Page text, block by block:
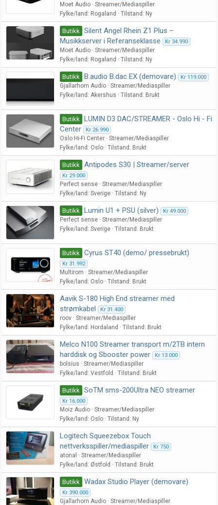
Moet Audio
Streamer/Mediaspiller
Fylke/land
Rogaland Tilstand Ny
Butikk
Silent Angel Rhein Z1 Plus –
Musikkserver i Referanseklasse
Kr 34.990
Moet Audio
Streamer/Mediaspiller
Fylke/land
Rogaland Tilstand Ny
Butikk B.audio B.dac EX (demovare) Kr 119.000
Gjallarhorn Audio
Streamer/Mediaspiller
Fylke/land
Akershus Tilstand Brukt
Butikk
LUMIN D3 DAC/STREAMER - Oslo Hi - Fi
Center
Kr 26.990
Oslo Hi-Fi Center
Streamer/Mediaspiller
Fylke/land
Oslo Tilstand Brukt
Butikk Antipodes S30 | Streamer/server
Kr 29.000
Perfect sense
Streamer/Mediaspiller
Fylke/land Sverige Tilstand Ny
Butikk Lumin U1 + PSU (silver) Kr 49.000
Perfect sense
Streamer/Mediaspiller
Fylke/land Sverige Tilstand Brukt
Butikk Cyrus ST40 (demo/ pressebrukt)
Kr 31.992
Multirom
Streamer/Mediaspiller
Fylke/land
Oslo Tilstand Brukt
Aavik S-180 High End streamer med
strømkabel
Kr 31.400
roov
Streamer/Mediaspiller
Fylke/land
Hordaland Tilstand Brukt
Melco N100 Streamer transport m/2TB intern
harddisk og Sbooster power
Kr 13.000
bolsius
Streamer/Mediaspiller
Fylke/land Vestfold Tilstand Brukt
Butikk SoTM sms-200Ultra NEO streamer
Kr 16.000
Moiz Audio
Streamer/Mediaspiller
Fylke/land
Oslo Tilstand Ny
Logitech Squeezebox Touch
nettverksspiller/mediaspiller
Kr 750
atonal
Streamer/Mediaspiller
Fylke/land
Østfold Tilstand Brukt
Butikk Wadax Studio Player (demovare)
Kr 390.000
Gjallarhorn Audio Streamer/Mediaspiller